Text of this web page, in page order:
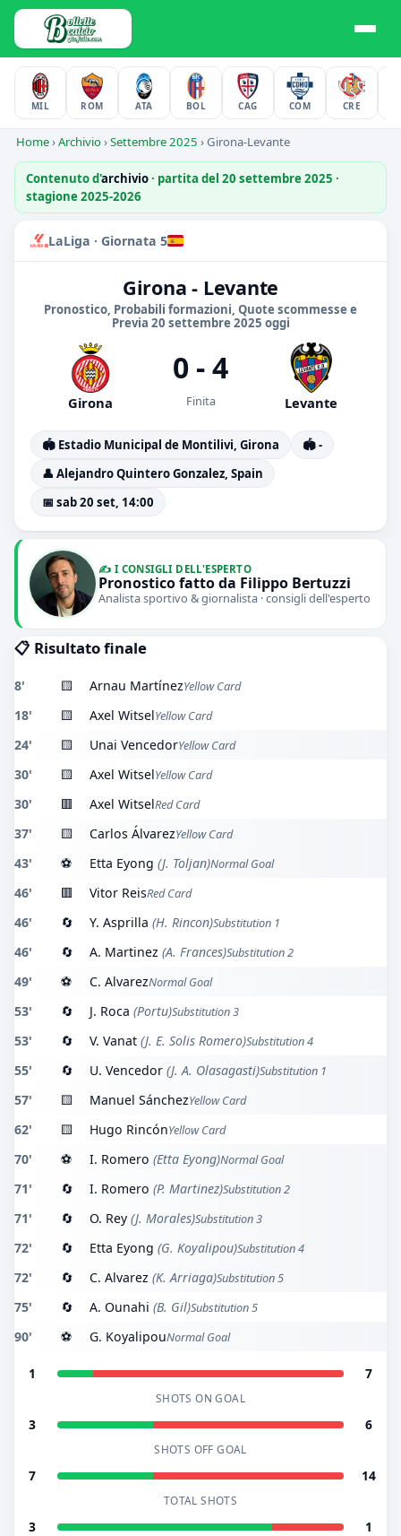
MIL ROM ATA BOL CAG COM CRE
Home›Archivio›Settembre 2025 ›Girona-Levante
Contenuto d'archivio· partita del 20 settembre 2025 ·
stagione 2025-2026
LaLiga · Giornata 5
Girona - Levante
Pronostico, Probabili formazioni, Quote scommesse e
Previa 20 settembre 2025 oggi
Girona
0 - 4
Finita Levante
🏟️ Estadio Municipal de Montilivi, Girona
🏟️ -
👤 Alejandro Quintero Gonzalez, Spain
📅 sab 20 set, 14:00
✍️ I CONSIGLI DELL'ESPERTO
Pronostico fatto da Filippo Bertuzzi
Analista sportivo & giornalista · consigli dell'esperto
📋 Risultato finale
8' 🟨 Arnau MartínezYellow Card
18' 🟨 Axel WitselYellow Card
24' 🟨 Unai VencedorYellow Card
30' 🟨 Axel WitselYellow Card
30' 🟥 Axel WitselRed Card
37' 🟨 Carlos ÁlvarezYellow Card
43' ⚽ Etta Eyong (J. Toljan)Normal Goal
46' 🟥 Vitor ReisRed Card
46' 🔄 Y. Asprilla (H. Rincon)Substitution 1
46' 🔄 A. Martinez (A. Frances)Substitution 2
49' ⚽ C. AlvarezNormal Goal
53' 🔄 J. Roca (Portu)Substitution 3
53' 🔄 V. Vanat (J. E. Solis Romero)Substitution 4
55' 🔄 U. Vencedor (J. A. Olasagasti)Substitution 1
57' 🟨 Manuel SánchezYellow Card
62' 🟨 Hugo RincónYellow Card
70' ⚽ I. Romero (Etta Eyong)Normal Goal
71' 🔄 I. Romero (P. Martinez)Substitution 2
71' 🔄 O. Rey (J. Morales)Substitution 3
72' 🔄 Etta Eyong (G. Koyalipou)Substitution 4
72' 🔄 C. Alvarez (K. Arriaga)Substitution 5
75' 🔄 A. Ounahi (B. Gil)Substitution 5
90' ⚽ G. KoyalipouNormal Goal
1 7
SHOTS ON GOAL
3 6
SHOTS OFF GOAL
7 14
TOTAL SHOTS
3 1